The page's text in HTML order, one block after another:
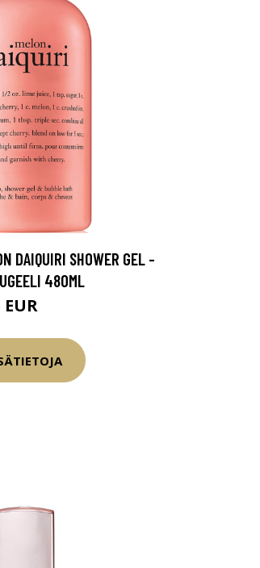
DAIQUIRI SHOWER GEL -
480ML
EUR